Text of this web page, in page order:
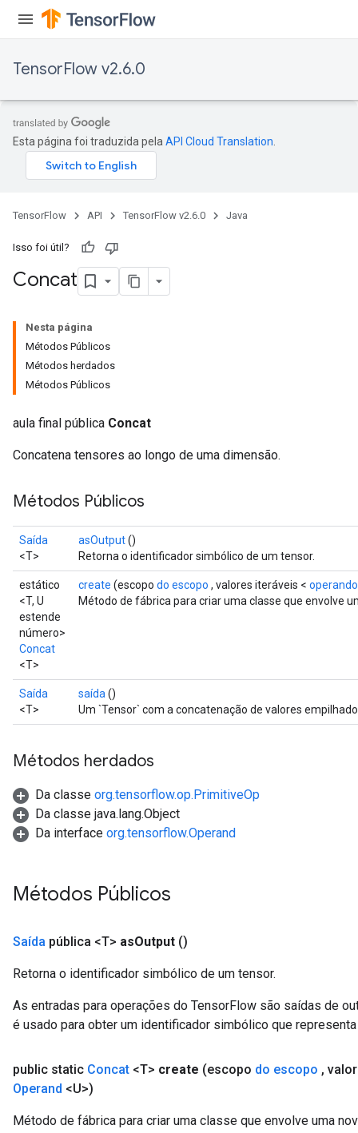
TensorFlow v2.6.0
Esta página foi traduzida pela API Cloud Translation
TensorFlow API TensorFlow v2.6.0 Java
Isso foi útil?
Concat
Nesta página
Métodos Públicos
Métodos herdados
Métodos Públicos
aula final pública Concat
Concatena tensores ao longo de uma dimensão.
Métodos Públicos
Saída
<T>
asOutput()
Retorna o identificador simbólico de um tensor.
estático
<T, U
estende
número>
Concat
<T>
create (escopo do escopo , valores iteráveis ​​< operando
Método de fábrica para criar uma classe que envolve
Saída
<T>
saída ()
Um `Tensor` com a concatenação de valores
Métodos herdados
Da classe org.tensorflow.op.PrimitiveOp
Da classe java.lang.Object
Da interface org.tensorflow.Operand
Métodos Públicos
Saída pública <T> asOutput ()
Retorna o identificador simbólico de um tensor.
As entradas para operações do TensorFlow são saídas de
é usado para obter um identificador simbólico que
public static Concat <T> create (escopo do escopo ,
Operand <U>)
Método de fábrica para criar uma classe que envolve uma